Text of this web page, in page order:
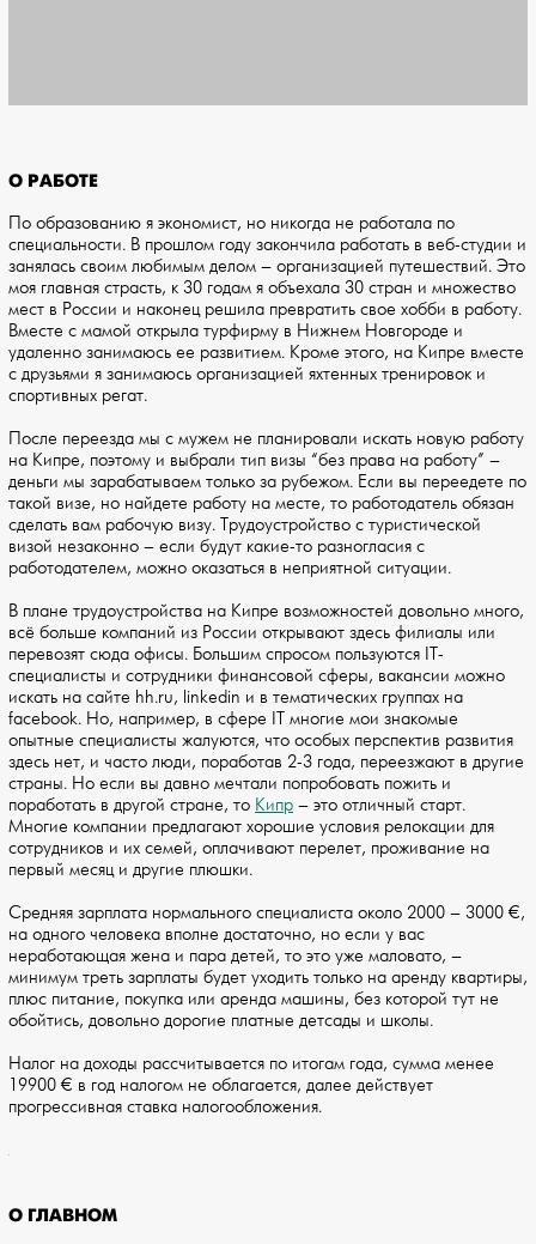
О РАБОТЕ
По образованию я экономист, но никогда не работала по
специальности. В прошлом году закончила работать в веб-студии и
занялась своим любимым делом – организацией путешествий. Это
моя главная страсть, к 30 годам я объехала 30 стран и множество
мест в России и наконец решила превратить свое хобби в работу.
Вместе с мамой открыла турфирму в Нижнем Новгороде и
удаленно занимаюсь ее развитием. Кроме этого, на Кипре вместе
с друзьями я занимаюсь организацией яхтенных тренировок и
спортивных регат.
После переезда мы с мужем не планировали искать новую работу
на Кипре, поэтому и выбрали тип визы “без права на работу” –
деньги мы зарабатываем только за рубежом. Если вы переедете по
такой визе, но найдете работу на месте, то работодатель обязан
сделать вам рабочую визу. Трудоустройство с туристической
визой незаконно – если будут какие-то разногласия с
работодателем, можно оказаться в неприятной ситуации.
В плане трудоустройства на Кипре возможностей довольно много,
всё больше компаний из России открывают здесь филиалы или
перевозят сюда офисы. Большим спросом пользуются IT-
специалисты и сотрудники финансовой сферы, вакансии можно
искать на сайте hh.ru, linkedin и в тематических группах на
facebook. Но, например, в сфере IT многие мои знакомые
опытные специалисты жалуются, что особых перспектив развития
здесь нет, и часто люди, поработав 2-3 года, переезжают в другие
страны. Но если вы давно мечтали попробовать пожить и
поработать в другой стране, то Кипр – это отличный старт.
Многие компании предлагают хорошие условия релокации для
сотрудников и их семей, оплачивают перелет, проживание на
первый месяц и другие плюшки.
Средняя зарплата нормального специалиста около 2000 – 3000 €,
на одного человека вполне достаточно, но если у вас
неработающая жена и пара детей, то это уже маловато, –
минимум треть зарплаты будет уходить только на аренду квартиры,
плюс питание, покупка или аренда машины, без которой тут не
обойтись, довольно дорогие платные детсады и школы.
Налог на доходы рассчитывается по итогам года, сумма менее
19900 € в год налогом не облагается, далее действует
прогрессивная ставка налогообложения.
О ГЛАВНОМ